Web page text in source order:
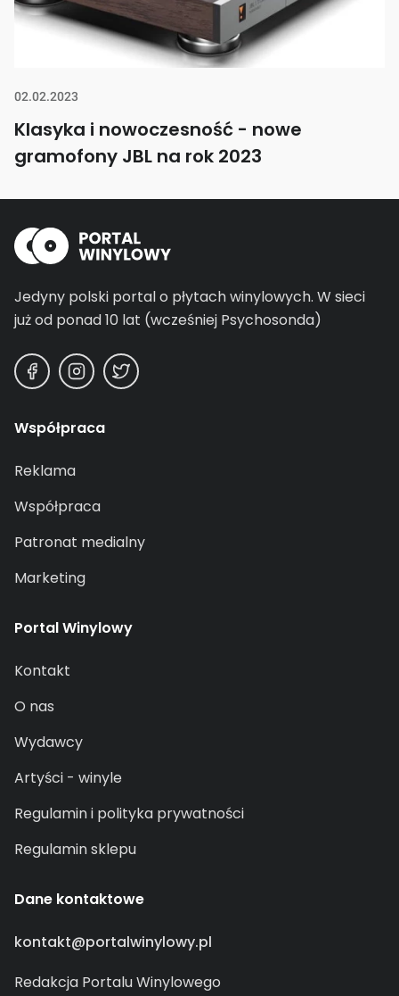
02.02.2023
Klasyka i nowoczesność - nowe
gramofony JBL na rok 2023
Jedyny polski portal o płytach winylowych. W sieci
już od ponad 10 lat (wcześniej Psychosonda)
Współpraca
Reklama
Współpraca
Patronat medialny
Marketing
Portal Winylowy
Kontakt
O nas
Wydawcy
Artyści - winyle
Regulamin i polityka prywatności
Regulamin sklepu
Dane kontaktowe
kontakt@portalwinylowy.pl
Redakcja Portalu Winylowego